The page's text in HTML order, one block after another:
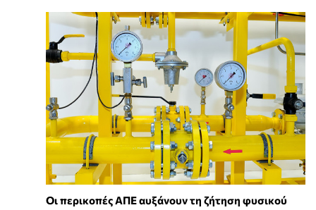
Οι περικοπές ΑΠΕ αυξάνουν τη ζήτηση φυσικού